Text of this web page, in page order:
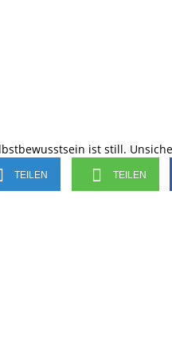
TEILEN TEILEN